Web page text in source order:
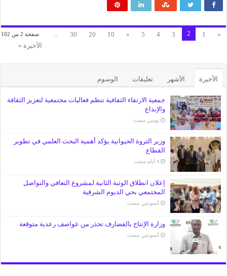
صفحة 2 من 102 «
1
2
3
4
5
»
10
20
30
...
الأخيرة »
الأخيرة الأشهر تعليقات الوسوم
جمعية الارتقاء الثقافية تنظم فعاليات مجتمعية لتعزيز الثقافة
والإبداع
‏يومين مضت
وزير الثروة الحيوانية يؤكد أهمية البحث العلمي في تطوير
القطاع
إعلان انطلاق الوثبة الثانية لمشروع التعافي والتواصل
المجتمعي بحي الديوم الشرقية
‏أسبوعين مضت
وزارة الإنتاج بالقضارف تحذر من عواصف رعدية متوقعة
‏أسبوعين مضت